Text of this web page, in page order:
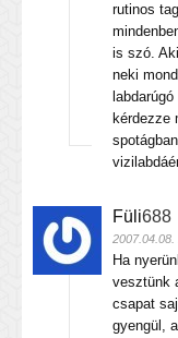
rutinos
is szó.
neki
kérdezze
Füli688
2007.04.08.
Ha
vesztünk
csapat
gyengül,